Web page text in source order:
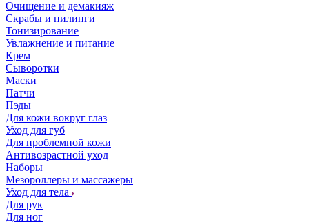
Очищение и демакияж
Скрабы и пилинги
Тонизирование
Увлажнение и питание
Крем
Сыворотки
Маски
Патчи
Пэды
Для кожи вокруг глаз
Уход для губ
Для проблемной кожи
Антивозрастной уход
Наборы
Мезороллеры и массажеры
Уход для тела
Для рук
Для ног